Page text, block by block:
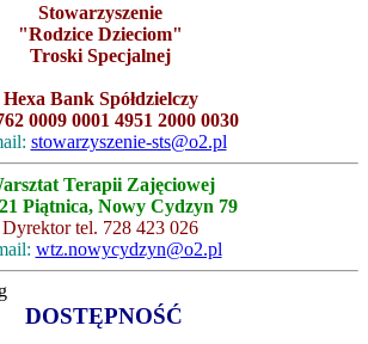
Stowarzyszenie
"Rodzice Dzieciom"
Troski Specjalnej
Hexa Bank Spółdzielczy
0009 0001 4951 2000 0030
stowarzyszenie-sts@o2.pl
Terapii Zajęciowej
Piątnica, Nowy Cydzyn 79
Dyrektor tel. 728 423 026
wtz.nowycydzyn@o2.pl
DOSTĘPNOŚĆ